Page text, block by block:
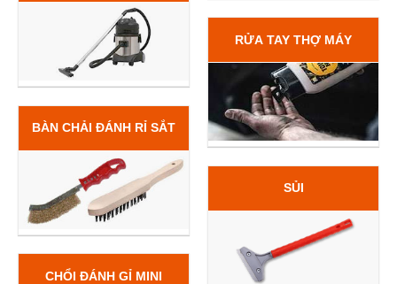
BÀN CHẢI ĐÁNH RỈ SẮT
CHỔI ĐÁNH GỈ MINI
RỬA TAY THỢ MÁY
SỦI